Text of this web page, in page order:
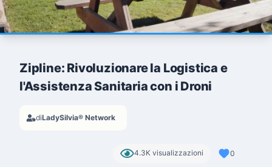
Zipline: Rivoluzionare la Logistica e
l'Assistenza Sanitaria con i Droni
diLadySilvia® Network
4.3K visualizzazioni 0